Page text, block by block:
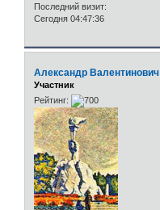
Последний визит:
Сегодня 04:47:36
Александр Валентинович
Участник
Рейтинг: